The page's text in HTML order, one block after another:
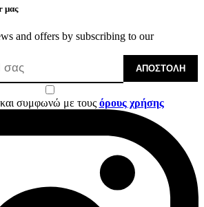
μας
and offers by subscribing to our
ΑΠΟΣΤΟΛΉ
συμφωνώ με τους όρους χρήσης